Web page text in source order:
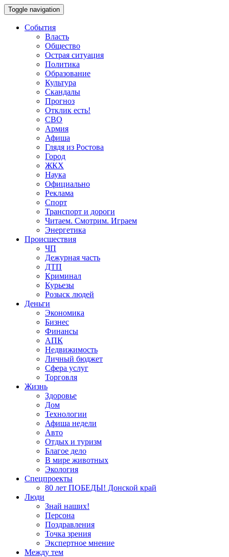
Toggle navigation
События
Власть
Общество
Острая ситуация
Политика
Образование
Культура
Скандалы
Прогноз
Отклик есть!
СВО
Армия
Афиша
Глядя из Ростова
Город
ЖКХ
Наука
Официально
Реклама
Спорт
Транспорт и дороги
Читаем. Смотрим. Играем
Энергетика
Происшествия
ЧП
Дежурная часть
ДТП
Криминал
Курьезы
Розыск людей
Деньги
Экономика
Бизнес
Финансы
АПК
Недвижимость
Личный бюджет
Сфера услуг
Торговля
Жизнь
Здоровье
Дом
Технологии
Афиша недели
Авто
Отдых и туризм
Благое дело
В мире животных
Экология
Спецпроекты
80 лет ПОБЕДЫ! Донской край
Люди
Знай наших!
Персона
Поздравления
Точка зрения
Экспертное мнение
Между тем